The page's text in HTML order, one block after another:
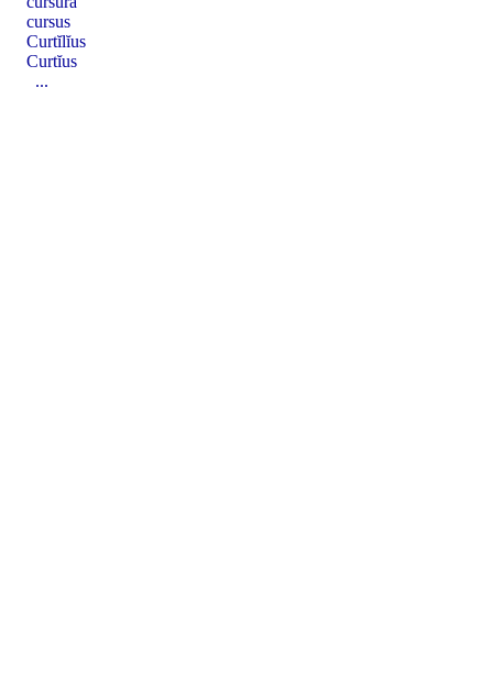
cursus
Curtĭlĭus
Curtĭus
...